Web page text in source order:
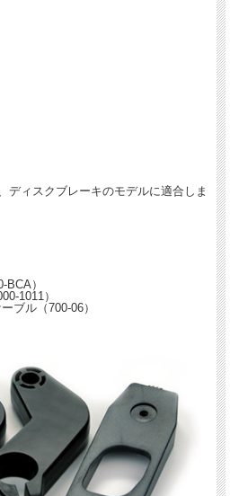
ディスクブレーキのモデルに適合しま
）
1011）
ブル（700-06）